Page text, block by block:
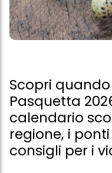
Scopri
Pasquetta
calendario
regione, i
consigli per i